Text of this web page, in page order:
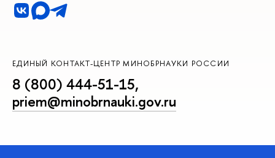
ЕДИНЫЙ КОНТАКТ-ЦЕНТР МИНОБРНАУКИ РОССИИ
8 (800) 444-51-15,
priem@minobrnauki.gov.ru